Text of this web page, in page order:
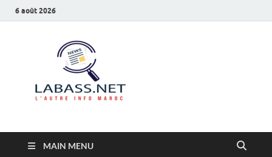
6 août 2026
MAIN MENU